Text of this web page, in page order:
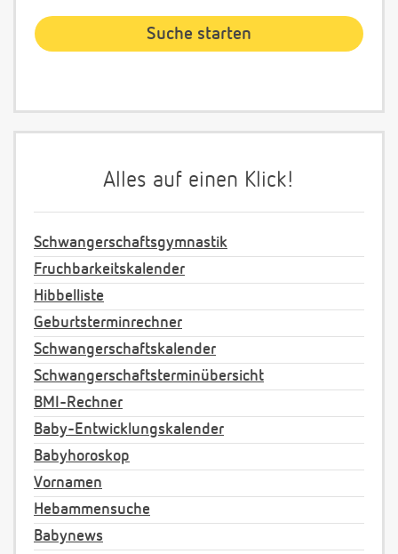
Alles auf einen Klick!
Schwangerschaftsgymnastik
Fruchbarkeitskalender
Hibbelliste
Geburtsterminrechner
Schwangerschaftskalender
Schwangerschaftsterminübersicht
BMI-Rechner
Baby-Entwicklungskalender
Babyhoroskop
Vornamen
Hebammensuche
Babynews